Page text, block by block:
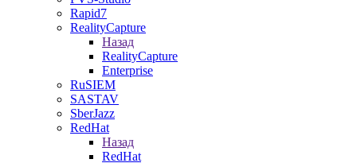
Rapid7
RealityCapture
Назад
RealityCapture
Enterprise
RuSIEM
SASTAV
SberJazz
RedHat
Назад
RedHat